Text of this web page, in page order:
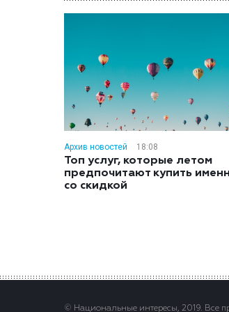
Архив новостей 18:08
Топ услуг, которые летом
предпочитают купить
со скидкой
© Национальные интересы, 2019. Все